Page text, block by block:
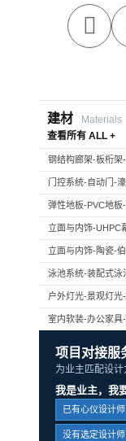

建材
Materials
查看所有 ALL +
钢结构廊架-板桁架
门控系统-自动门-
弹性地板-PVC地板
立面与内饰-UHPC
立面与内饰-陶瓷-
泳池系统-装配式泳
户外灯光-景观灯光
室内软装-办公家具
项目对接服
为业主匹配设
我是业主，我
已有心仪设计
没有选定设计